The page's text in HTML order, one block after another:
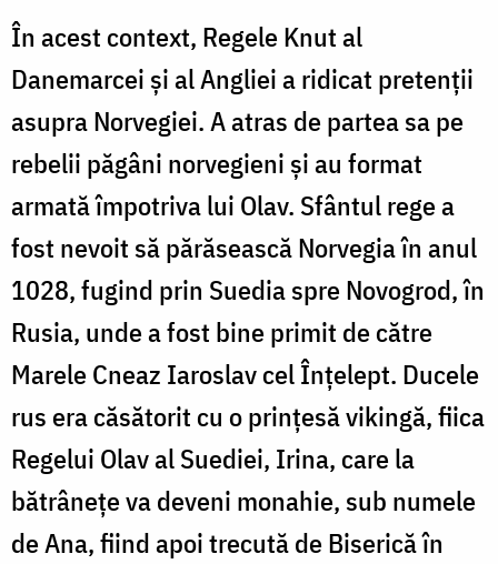
În acest context, Regele Knut al
Danemarcei și al Angliei a ridicat pretenții
asupra Norvegiei. A atras de partea sa pe
rebelii păgâni norvegieni și au format
armată împotriva lui Olav. Sfântul rege a
fost nevoit să părăsească Norvegia în anul
1028, fugind prin Suedia spre Novogrod, în
Rusia, unde a fost bine primit de către
Marele Cneaz Iaroslav cel Înțelept. Ducele
rus era căsătorit cu o prințesă vikingă, fiica
Regelui Olav al Suediei, Irina, care la
bătrânețe va deveni monahie, sub numele
de Ana, fiind apoi trecută de Biserică în